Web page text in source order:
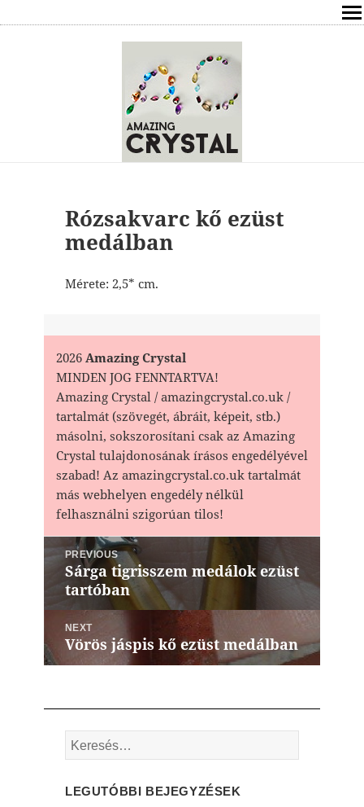
ÍRÁSOK
ÁSVÁNYOK HATÁSAI
ELÉRHETŐSÉG
ONLINE GYÓGYÍTÁS,TANÁCSADÁS
Rózsakvarc kő ezüst
medálban
Mérete: 2,5* cm.
2026Amazing Crystal
MINDEN JOG FENNTARTVA!
Amazing Crystal / amazingcrystal.co.uk /
tartalmát (szövegét, ábráit, képeit, stb.)
másolni, sokszorosítani csak az Amazing
Crystal tulajdonosának írásos engedélyével
szabad! Az amazingcrystal.co.uk tartalmát
más webhelyen engedély nélkül
felhasználni szigorúan tilos!
Bejegyzés
navigáció
PREVIOUS
Previous
post:
Sárga tigrisszem medálok ezüst
tartóban
NEXT
Next
post:
Vörös jáspis kő ezüst medálban
Keresés:
LEGUTÓBBI BEJEGYZÉSEK